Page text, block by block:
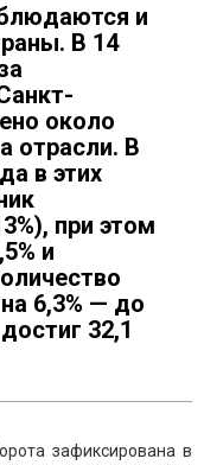
и
В 14
около
отрасли. В
в этих
при этом
и
6,3% — до
32,1
зафиксирована в